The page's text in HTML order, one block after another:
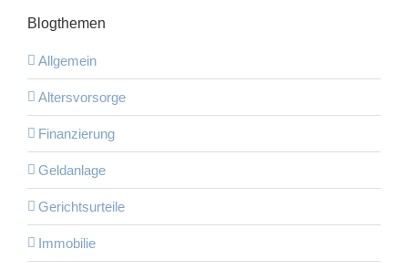
Blogthemen
Allgemein
Altersvorsorge
Finanzierung
Geldanlage
Gerichtsurteile
Immobilie